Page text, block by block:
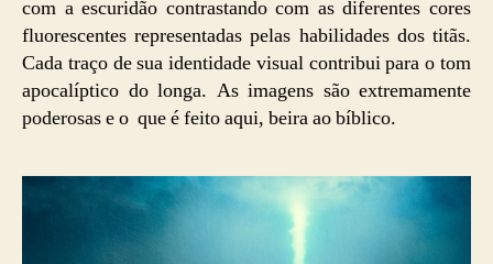
com a escuridão contrastando com as diferentes cores
fluorescentes representadas pelas habilidades dos titãs.
Cada traço de sua identidade visual contribui para o tom
apocalíptico do longa. As imagens são extremamente
poderosas e o que é feito aqui, beira ao bíblico.